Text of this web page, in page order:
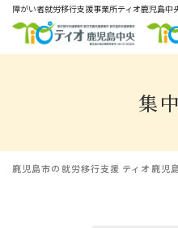
障がい者就労移⾏⽀援事業所ティオ⿅児島中
集
鹿児島市の就労移行支援 ティオ鹿児